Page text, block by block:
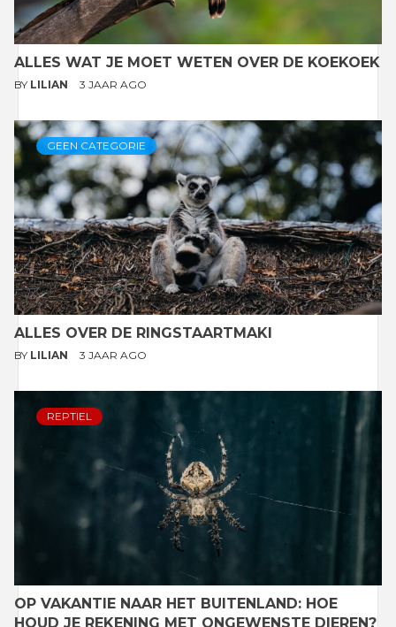
ALLES WAT JE MOET WETEN OVER DE KOEKOEK
BY LILIAN 3 JAAR AGO
GEEN CATEGORIE
ALLES OVER DE RINGSTAARTMAKI
BY LILIAN 3 JAAR AGO
REPTIEL
OP VAKANTIE NAAR HET BUITENLAND: HOE
HOUD JE REKENING MET ONGEWENSTE DIEREN?